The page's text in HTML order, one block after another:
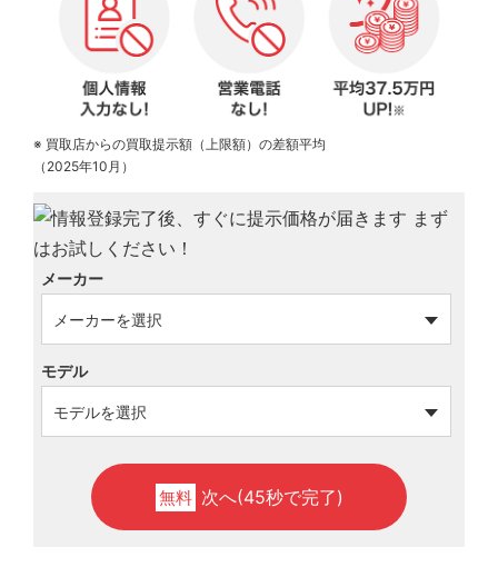
※ 買取店からの買取提示額（上限額）の差額平均
（2025年10月）
メーカー
モデル
無料 次へ(45秒で完了)